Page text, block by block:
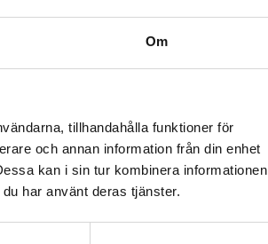
Om
tillhandahålla funktioner för
och annan information från din enhet
kan i sin tur kombinera informationen
har använt deras tjänster.